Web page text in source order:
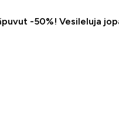
-50%! Vesileluja